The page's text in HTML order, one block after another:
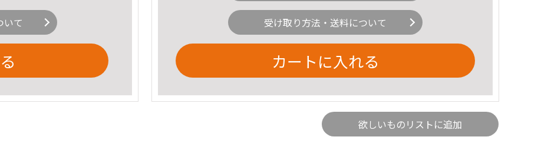
いて 受け取り方法・送料について
カートに入れる
欲しいものリストに追加